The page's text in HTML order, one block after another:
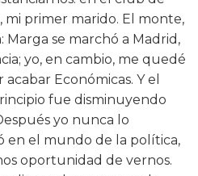
primer marido. El monte,
Marga se marchó a Madrid,
yo, en cambio, me quedé
Económicas. Y el
fue disminuyendo
yo nunca lo
en el mundo de la política,
oportunidad de vernos.